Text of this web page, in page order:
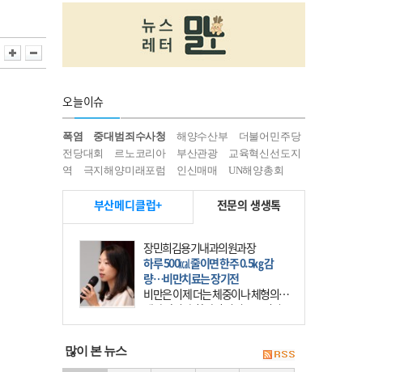
오늘이슈
폭염 중대범죄수사청 해양수산부
더불어민주당
전당대회
르노코리아 부산관광
교육혁신선도지
역
극지해양미래포럼 인신매매 UN해양총회
부산메디클럽+ 전문의 생생톡
장민희김용기내과의원과장
하루 500㎉ 줄이면 한주 0.5㎏ 감
량…비만치료는 장기전
비만은 이제 더는 체중이나 체형의 문
제가 아니다. 하나의 질병으로 인지
하고 치료와 관리를 해야 한다. 세계
많이 본 뉴스